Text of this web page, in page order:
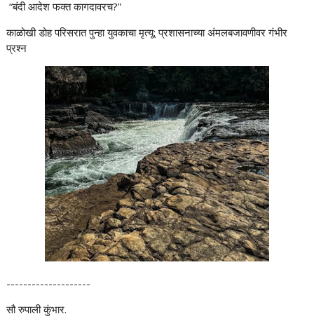
“बंदी आदेश फक्त कागदावरच?”
काळोखी डोह परिसरात पुन्हा युवकाचा मृत्यू; प्रशासनाच्या अंमलबजावणीवर गंभीर
प्रश्न
--------------------
सौ रुपाली कुंभार.